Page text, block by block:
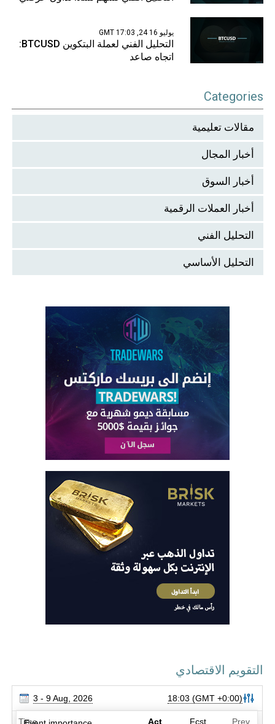
يوليو 16 24, 17:03 GMT
التحليل الفني لعملة البتكوين BTCUSD:
اتجاه صاعد
Categories
مقالات تعليمية
أخبار المجال
أخبار السوق
أخبار العملات الرقمية
التحليل الفني
التحليل الأساسي
التقويم الاقتصادي